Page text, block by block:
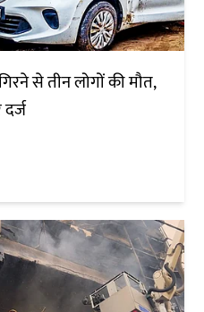
से तीन लोगों की मौत,